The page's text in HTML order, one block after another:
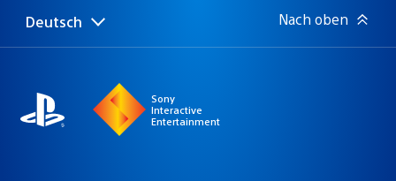
Select
Aktuelle
Deutsch Nach oben
Sony
Interactive
Entertainment